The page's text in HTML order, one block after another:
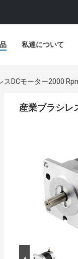
私達について
スDCモーター2000
産業ブラシレ